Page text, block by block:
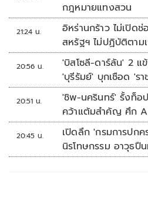
กฎหมายแทงสวน
21:24 น.
อิหร่านกร้าว ไม่เปิด
สหรัฐฯ ไม่ปฏิบัติตาม
20:56 น.
'บิสโซลี-ดาร์ลัน' 2 แ
'บุรีรัมย์' บุกเชือด 'ร
นัดรวด
20:51 น.
'ชิพ-นครินทร์' รั้งท็อ
คว้าแต้มสำคัญ ศึก
20:45 น.
เปิดลึก 'กรมการปก
นิรโทษกรรม อาวุธปืน